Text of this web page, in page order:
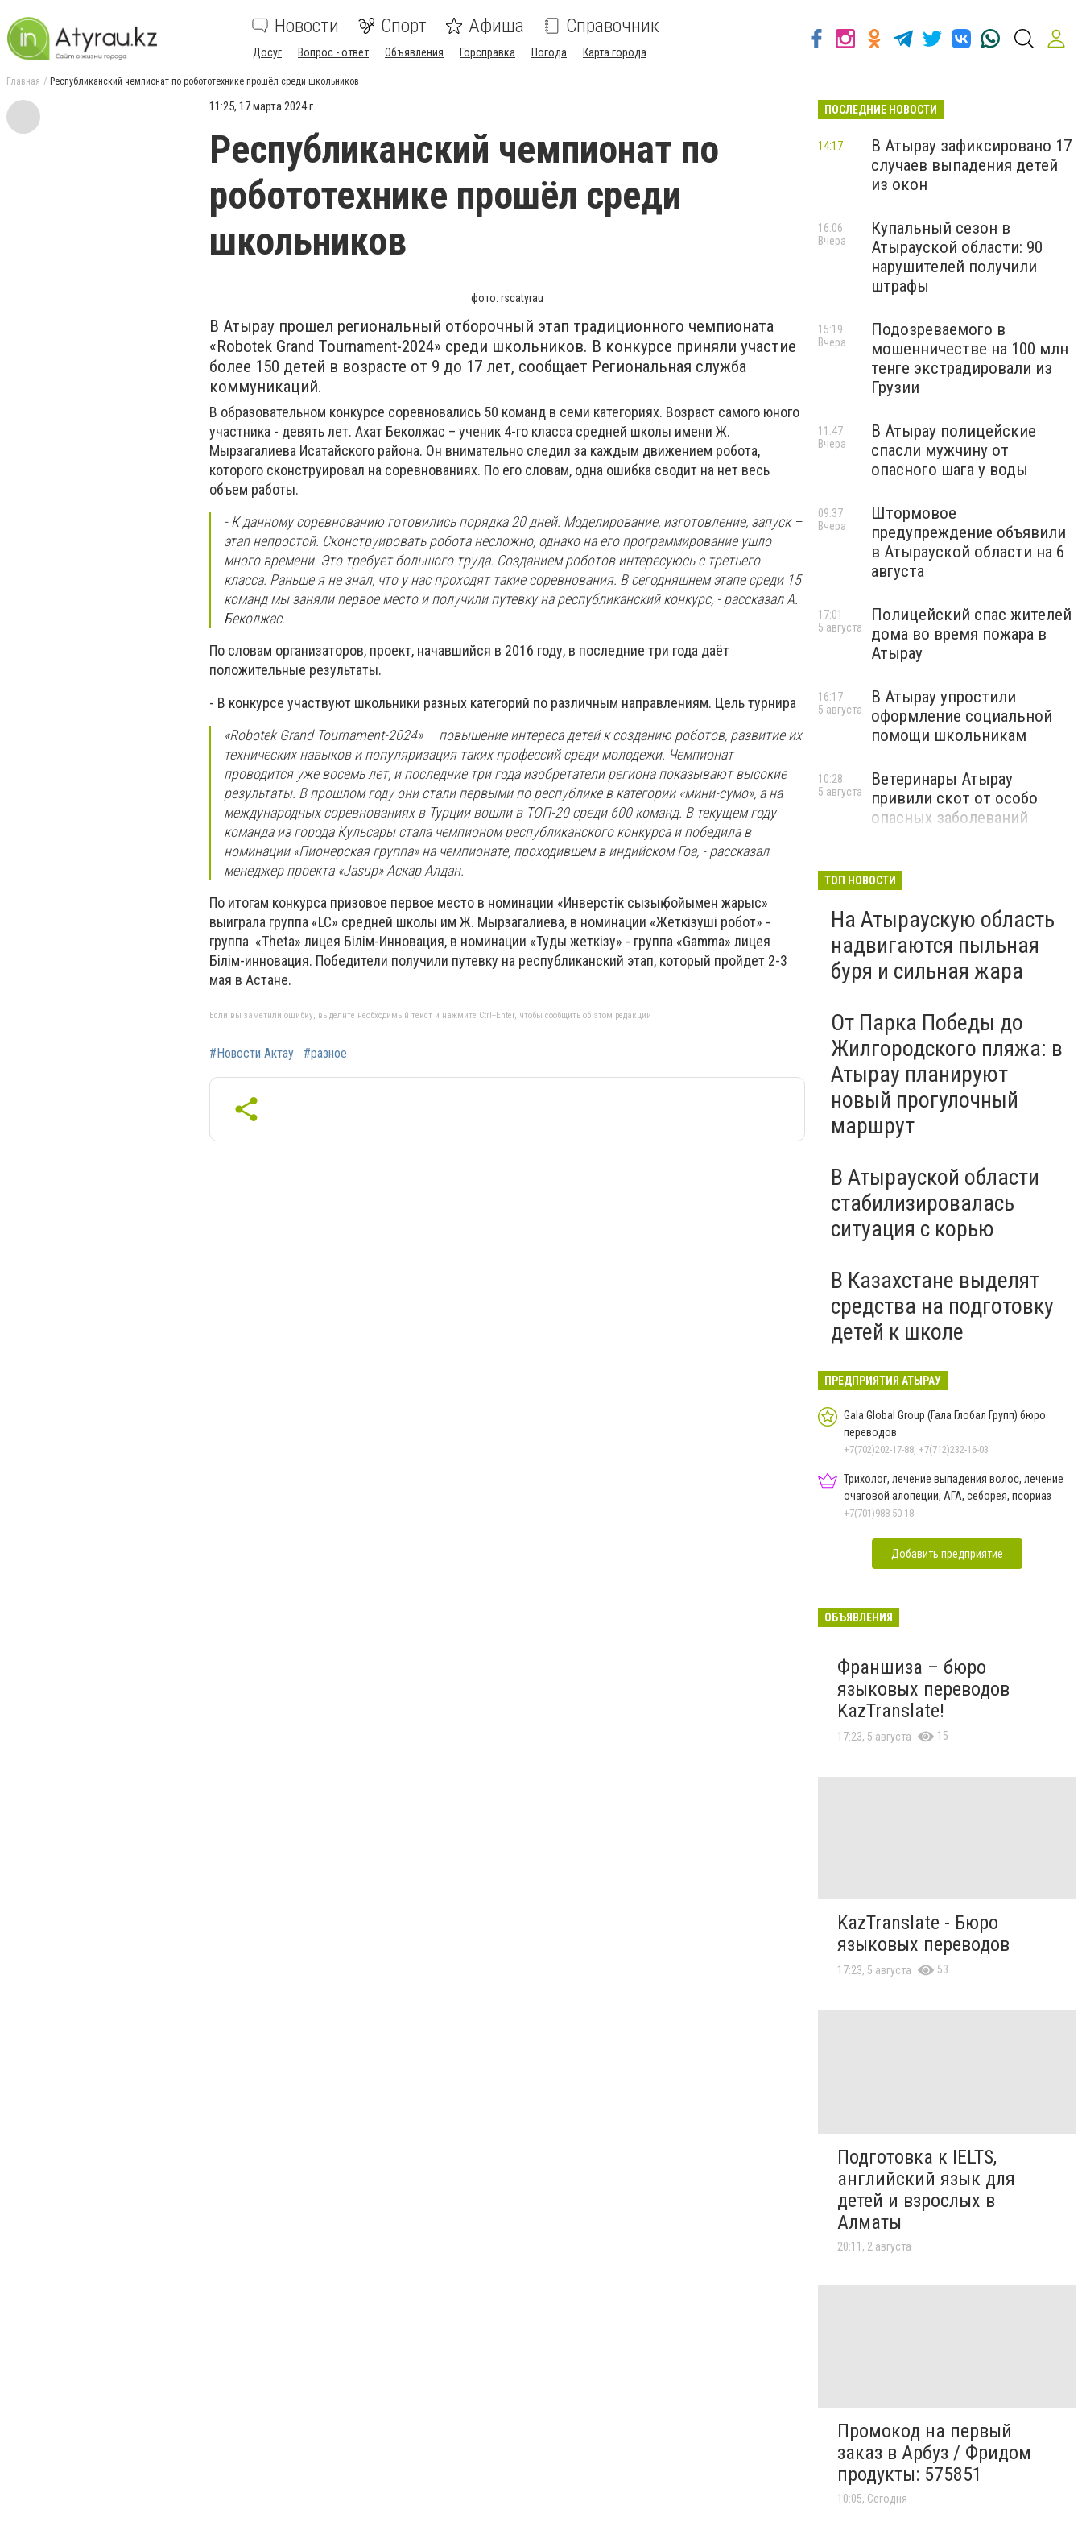
Новости Спорт Афиша Справочник
Досуг Вопрос - ответ Объявления Горсправка Погода Карта города
Главная Республиканский чемпионат по робототехнике прошёл среди школьников
11:25, 17 марта 2024 г.
Республиканский чемпионат по
робототехнике прошёл среди
школьников
фото: rscatyrau
В Атырау прошел региональный отборочный этап традиционного чемпионата
«Robotek Grand Tournament-2024» среди школьников. В конкурсе приняли участие
более 150 детей в возрасте от 9 до 17 лет, сообщает Региональная служба
коммуникаций.
В образовательном конкурсе соревновались 50 команд в семи категориях. Возраст самого юного
участника - девять лет. Ахат Беколжас – ученик 4-го класса средней школы имени Ж.
Мырзагалиева Исатайского района. Он внимательно следил за каждым движением робота,
которого сконструировал на соревнованиях. По его словам, одна ошибка сводит на нет весь
объем работы.
- К данному соревнованию готовились порядка 20 дней. Моделирование, изготовление, запуск –
этап непростой. Сконструировать робота несложно, однако на его программирование ушло
много времени. Это требует большого труда. Созданием роботов интересуюсь с третьего
класса. Раньше я не знал, что у нас проходят такие соревнования. В сегодняшнем этапе среди 15
команд мы заняли первое место и получили путевку на республиканский конкурс, - рассказал А.
Беколжас.
По словам организаторов, проект, начавшийся в 2016 году, в последние три года даёт
положительные результаты.
- В конкурсе участвуют школьники разных категорий по различным направлениям. Цель турнира
«Robotek Grand Tournament-2024» — повышение интереса детей к созданию роботов, развитие их
технических навыков и популяризация таких профессий среди молодежи. Чемпионат
проводится уже восемь лет, и последние три года изобретатели региона показывают высокие
результаты. В прошлом году они стали первыми по республике в категории «мини-сумо», а на
международных соревнованиях в Турции вошли в ТОП-20 среди 600 команд. В текущем году
команда из города Кульсары стала чемпионом республиканского конкурса и победила в
номинации «Пионерская группа» на чемпионате, проходившем в индийском Гоа, - рассказал
менеджер проекта «Jasup» Аскар Алдан.
По итогам конкурса призовое первое место в номинации «Инверстік сызық бойымен жарыс»
выиграла группа «LC» средней школы им Ж. Мырзагалиева, в номинации «Жеткізуші робот» -
группа «Theta» лицея Білім-Инновация, в номинации «Туды жеткізу» - группа «Gamma» лицея
Білім-инновация. Победители получили путевку на республиканский этап, который пройдет 2-3
мая в Астане.
Если вы заметили ошибку, выделите необходимый текст и нажмите Ctrl+Enter, чтобы сообщить об этом редакции
#Новости Актау #разное
ПОСЛЕДНИЕ НОВОСТИ
В Атырау зафиксировано 17
случаев выпадения детей
из окон
14:17
Купальный сезон в
Атырауской области: 90
нарушителей получили
штрафы
16:06
Вчера
Подозреваемого в
мошенничестве на 100 млн
тенге экстрадировали из
Грузии
15:19
Вчера
В Атырау полицейские
спасли мужчину от
опасного шага у воды
11:47
Вчера
Штормовое
предупреждение объявили
в Атырауской области на 6
августа
09:37
Вчера
Полицейский спас жителей
дома во время пожара в
Атырау
17:01
5 августа
В Атырау упростили
оформление социальной
помощи школьникам
16:17
5 августа
Ветеринары Атырау
привили скот от особо
опасных заболеваний
10:28
5 августа
ТОП НОВОСТИ
На Атыраускую область
надвигаются пыльная
буря и сильная жара
От Парка Победы до
Жилгородского пляжа: в
Атырау планируют
новый прогулочный
маршрут
В Атырауской области
стабилизировалась
ситуация с корью
В Казахстане выделят
средства на подготовку
детей к школе
ПРЕДПРИЯТИЯ АТЫРАУ
Gala Global Group (Гала Глобал Групп) бюро
переводов
+7(702)202-17-88, +7(712)232-16-03
Трихолог, лечение выпадения волос, лечение
очаговой алопеции, АГА, себорея, псориаз
+7(701)988-50-18
Добавить предприятие
ОБЪЯВЛЕНИЯ
Франшиза – бюро
языковых переводов
KazTranslate!
17:23, 5 августа 15
KazTranslate - Бюро
языковых переводов
17:23, 5 августа 53
Подготовка к IELTS,
английский язык для
детей и взрослых в
Алматы
20:11, 2 августа
Промокод на первый
заказ в Арбуз / Фридом
продукты: 575851
10:05, Сегодня